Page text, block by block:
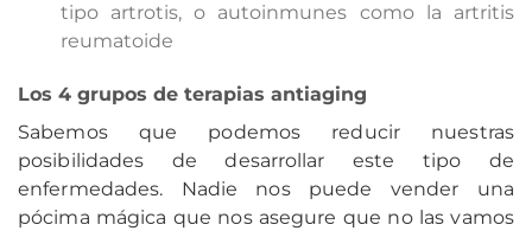
tipo artrotis, o autoinmunes como la artritis
reumatoide
Los 4 grupos de terapias antiaging
Sabemos que podemos reducir nuestras
posibilidades de desarrollar este tipo de
enfermedades. Nadie nos puede vender una
pócima mágica que nos asegure que no las vamos